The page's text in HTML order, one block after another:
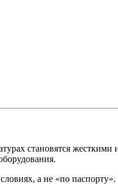
становятся жесткими
а не «по паспорту».